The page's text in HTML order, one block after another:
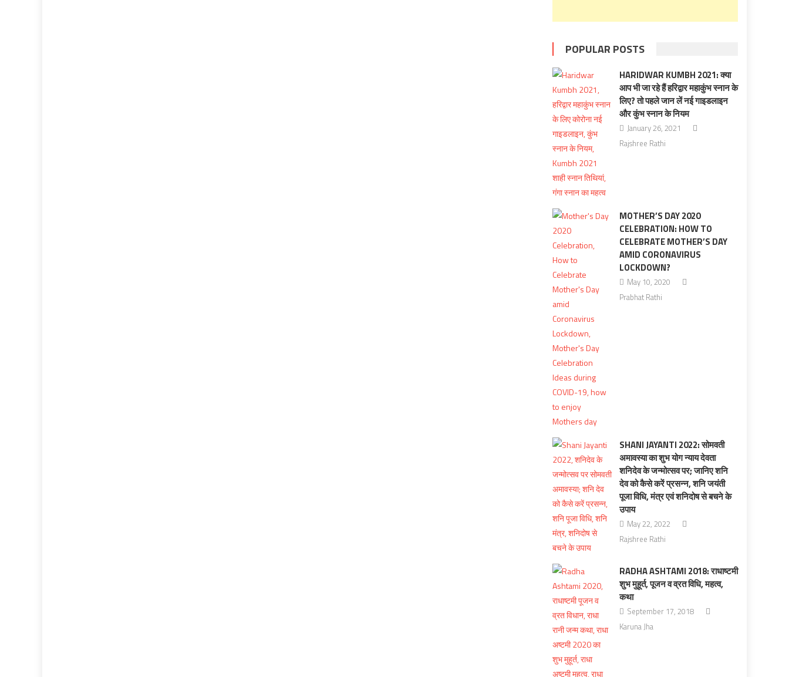
POPULAR POSTS
HARIDWAR KUMBH 2021: क्या
आप भी जा रहे हैं हरिद्वार महाकुंभ स्नान के
लिए? तो पहले जान लें नई गाइडलाइन
और कुंभ स्नान के नियम
January 26, 2021
Rajshree Rathi
MOTHER’S DAY 2020
CELEBRATION: HOW TO
CELEBRATE MOTHER’S DAY
AMID CORONAVIRUS
LOCKDOWN?
May 10, 2020
Prabhat Rathi
SHANI JAYANTI 2022: सोमवती
अमावस्या का शुभ योग न्याय देवता
शनिदेव के जन्मोत्सव पर; जानिए शनि
देव को कैसे करें प्रसन्न, शनि जयंती
पूजा विधि, मंत्र एवं शनिदोष से बचने के
उपाय
May 22, 2022
Rajshree Rathi
RADHA ASHTAMI 2018: राधाष्टमी
शुभ मुहूर्त, पूजन व व्रत विधि, महत्व,
कथा
September 17, 2018
Karuna Jha